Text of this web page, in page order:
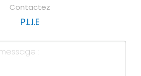
Contactez
P.L.I.E